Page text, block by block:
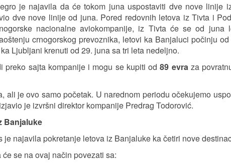
je najavila da će tokom juna uspostaviti dve nove linije
dve nove linije od juna. Pored redovnih letova iz Tivta i
nacionalne aviokompanije, iz Tivta će se od juna
crnogorskog prevoznika, letovi ka Banjaluci počinju
Ljubljani krenuti od 29. juna sa tri leta nedeljno.
preko sajta kompanije i mogu se kupiti od89 evraza
ali je ovo samo početak. U narednom periodu očekujemo
je izvršni direktor kompanije Predrag Todorović.
Banjaluke
je najavila pokretanje letova iz Banjaluke ka četiri nove
se na ovaj način povezati sa: